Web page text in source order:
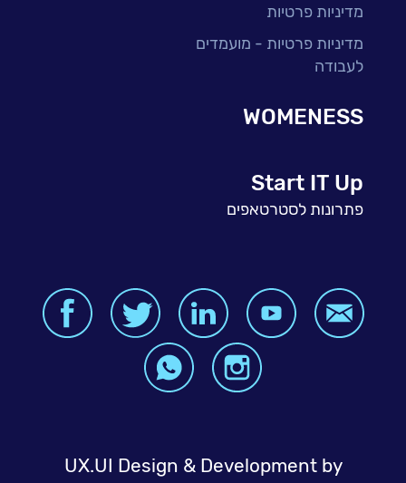
מדיניות פרטיות
מדיניות פרטיות - מועמדים
לעבודה
WOMENESS
Start IT Up
פתרונות לסטרטאפים
UX.UI Design & Development by